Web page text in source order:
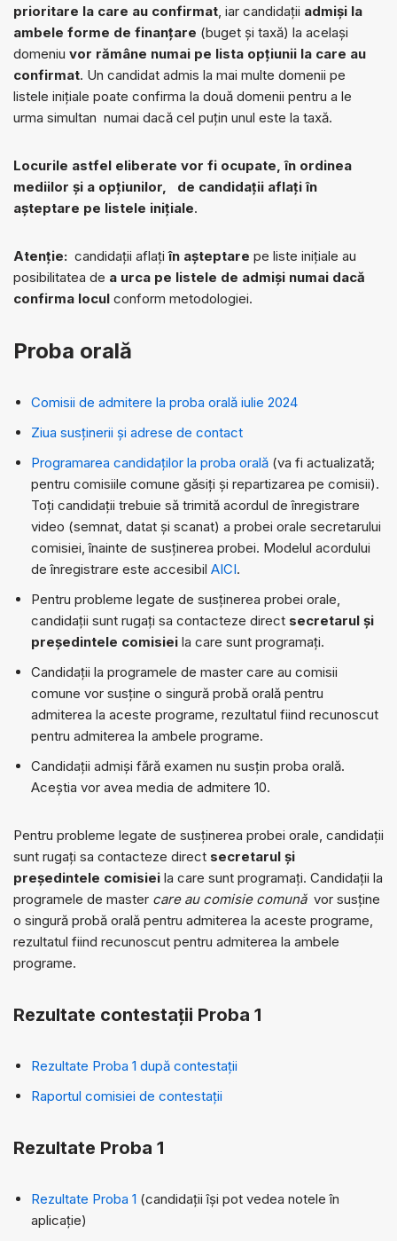
prioritare la care au confirmat, iar candidații admiși la
ambele forme de finanțare (buget și taxă) la același
domeniu vor rămâne numai pe lista opțiunii la care au
confirmat. Un candidat admis la mai multe domenii pe
listele inițiale poate confirma la două domenii pentru a le
urma simultan numai dacă cel puțin unul este la taxă.
Locurile astfel eliberate vor fi ocupate, în ordinea
mediilor și a opțiunilor, de candidații aflați în
așteptare pe listele inițiale.
Atenție: candidații aflațiîn așteptare pe liste inițiale au
posibilitatea de a urca pe listele de admiși numai dacă
confirma locul conform metodologiei.
Proba orală
Comisii de admitere la proba orală iulie 2024
Ziua susținerii și adrese de contact
Programarea candidaților la proba orală (va fi actualizată;
pentru comisiile comune găsiți și repartizarea pe comisii).
Toți candidații trebuie să trimită acordul de înregistrare
video (semnat, datat și scanat) a probei orale secretarului
comisiei, înainte de susținerea probei. Modelul acordului
de înregistrare este accesibil AICI.
Pentru probleme legate de susținerea probei orale,
candidații sunt rugați sa contacteze direct secretarul și
președintele comisiei la care sunt programați.
Candidații la programele de master care au comisii
comune vor susține o singură probă orală pentru
admiterea la aceste programe, rezultatul fiind recunoscut
pentru admiterea la ambele programe.
Candidații admiși fără examen nu susțin proba orală.
Aceștia vor avea media de admitere 10.
Pentru probleme legate de susținerea probei orale, candidații
sunt rugați sa contacteze direct secretarul și
președintele comisiei la care sunt programați. Candidații la
programele de master care au comisie comună vor susține
o singură probă orală pentru admiterea la aceste programe,
rezultatul fiind recunoscut pentru admiterea la ambele
programe.
Rezultate contestații Proba 1
Rezultate Proba 1 după contestații
Raportul comisiei de contestații
Rezultate Proba 1
Rezultate Proba 1 (candidații își pot vedea notele în
aplicație)